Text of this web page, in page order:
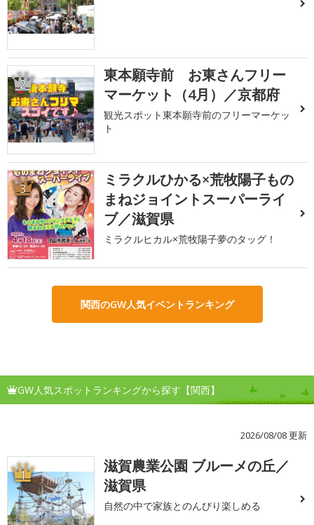
2
東本願寺前 お東さんフリー
マーケット（4月）／京都府
観光スポット東本願寺前のフリーマーケッ
ト
3
ミラクルひかる×荒牧陽子もの
まねジョイントスーパーライ
ブ／滋賀県
ミラクルヒカル×荒牧陽子夢のタッグ！
関西のGW人気イベントランキング
GW人気スポットランキングから探す【関西】
2026/08/08 更新
1
滋賀農業公園 ブルーメの丘／
滋賀県
自然の中で家族とのんびり楽しめる